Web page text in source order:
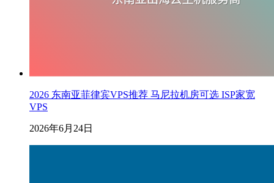
2026 东南亚菲律宾VPS推荐 马尼拉机房可选 ISP家宽
VPS
2026年6月24日